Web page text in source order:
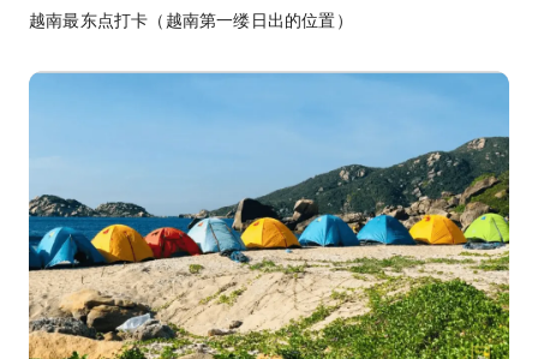
越南最东点打卡（越南第一缕日出的位置）